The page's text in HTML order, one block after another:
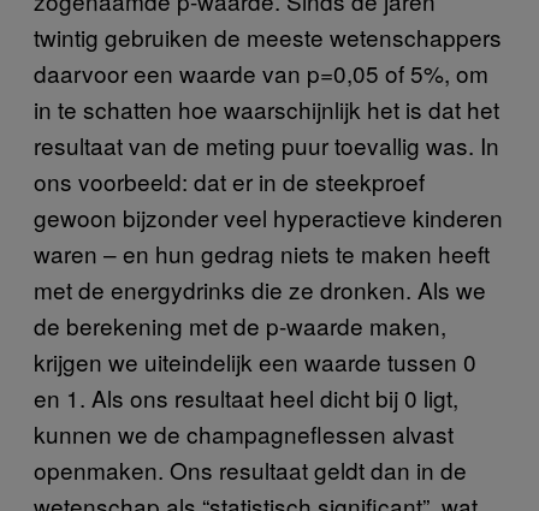
twintig gebruiken de meeste wetenschappers
daarvoor een waarde van p=0,05 of 5%, om
in te schatten hoe waarschijnlijk het is dat het
resultaat van de meting puur toevallig was. In
ons voorbeeld: dat er in de steekproef
gewoon bijzonder veel hyperactieve kinderen
waren – en hun gedrag niets te maken heeft
met de energydrinks die ze dronken. Als we
de berekening met de p-waarde maken,
krijgen we uiteindelijk een waarde tussen 0
en 1. Als ons resultaat heel dicht bij 0 ligt,
kunnen we de champagneflessen alvast
openmaken. Ons resultaat geldt dan in de